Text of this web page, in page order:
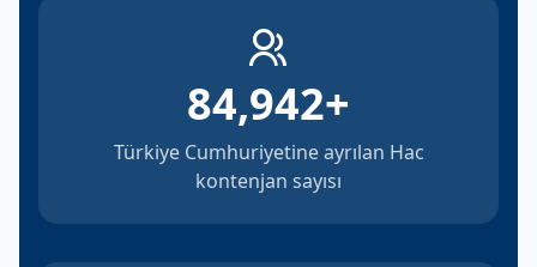
84,942+
Türkiye Cumhuriyetine ayrılan Hac
kontenjan sayısı